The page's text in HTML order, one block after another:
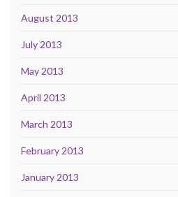
August 2013
July 2013
May 2013
April 2013
March 2013
February 2013
January 2013